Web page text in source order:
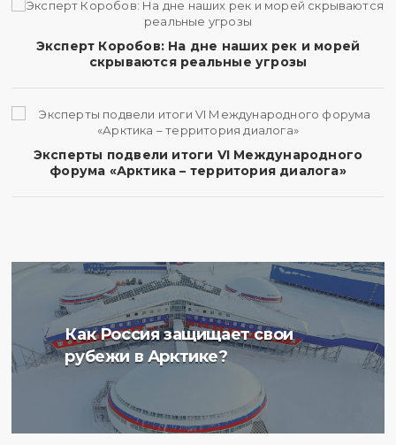
Эксперт Коробов: На дне наших рек и морей
скрываются реальные угрозы
Эксперты подвели итоги VI Международного
форума «Арктика – территория диалога»
Как Россия защищает свои
рубежи в Арктике?
Ученые Арктического
плавучего университета
радиоактивности донных
отложений в Баренцевом